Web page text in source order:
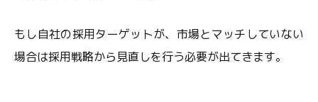
もし自社の採用ターゲットが、市場とマッチしていない
場合は採用戦略から見直しを行う必要が出てきます。